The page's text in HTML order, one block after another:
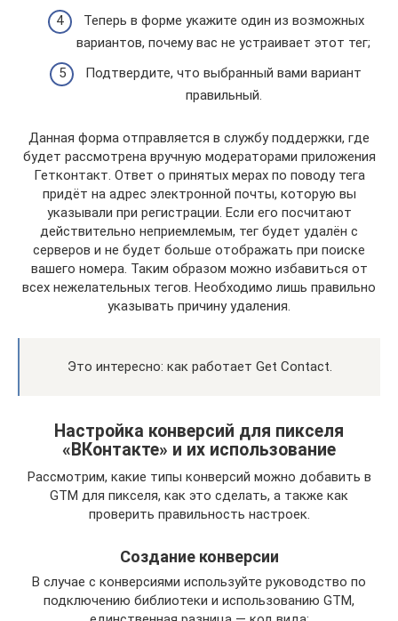
Теперь в форме укажите один из возможных
вариантов, почему вас не устраивает этот тег;
Подтвердите, что выбранный вами вариант
правильный.
Данная форма отправляется в службу поддержки, где
будет рассмотрена вручную модераторами приложения
Гетконтакт. Ответ о принятых мерах по поводу тега
придёт на адрес электронной почты, которую вы
указывали при регистрации. Если его посчитают
действительно неприемлемым, тег будет удалён с
серверов и не будет больше отображать при поиске
вашего номера. Таким образом можно избавиться от
всех нежелательных тегов. Необходимо лишь правильно
указывать причину удаления.
Это интересно: как работает Get Contact.
Настройка конверсий для пикселя
«ВКонтакте» и их использование
Рассмотрим, какие типы конверсий можно добавить в
GTM для пикселя, как это сделать, а также как
проверить правильность настроек.
Создание конверсии
В случае с конверсиями используйте руководство по
подключению библиотеки и использованию GTM,